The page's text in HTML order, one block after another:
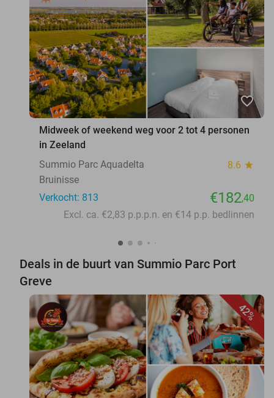
favorite_border
Midweek of weekend weg voor 2 tot 4 personen
in Zeeland
Summio Parc Aquadelta
8.6 star
Bruinisse
Verkocht: 813
€182,40
Excl. ca. €2,83 p.p.p.n. en €14 p.p. bedlinnen
Deals in de buurt van Summio Parc Port
Greve
42%